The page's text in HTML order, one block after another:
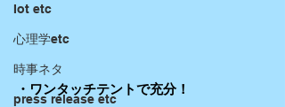
Iot etc
心理学etc
時事ネタ
press release etc
・ワンタッチテントで充分！